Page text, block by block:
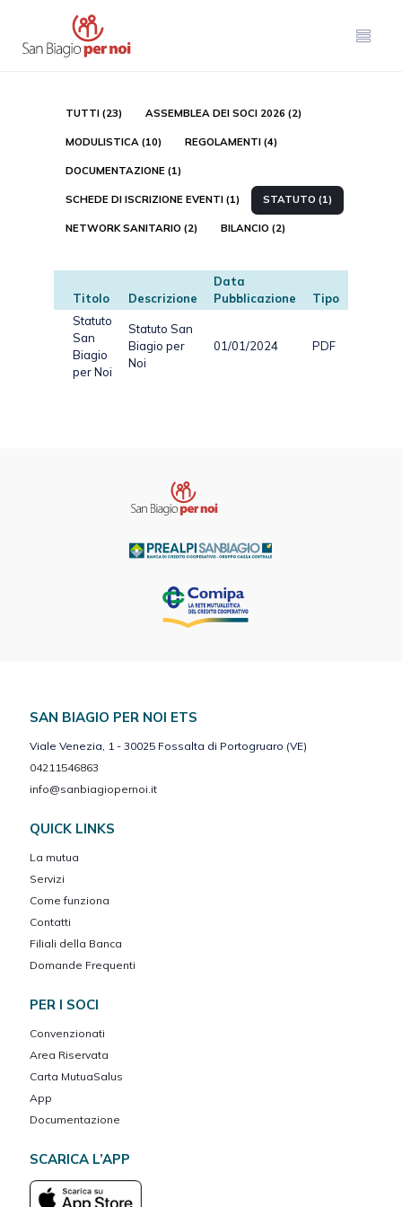
TUTTI (23) ASSEMBLEA DEI SOCI 2026 (2)
MODULISTICA (10) REGOLAMENTI (4)
DOCUMENTAZIONE (1)
SCHEDE DI ISCRIZIONE EVENTI (1) STATUTO (1)
NETWORK SANITARIO (2) BILANCIO (2)
Titolo Descrizione
Data
Pubblicazione
Tipo
Statuto
San
Biagio
per Noi
Statuto San
Biagio per
Noi
01/01/2024 PDF
SAN BIAGIO PER NOI ETS
Viale Venezia, 1 - 30025 Fossalta di Portogruaro (VE)
04211546863
info@sanbiagiopernoi.it
QUICK LINKS
La mutua
Servizi
Come funziona
Contatti
Filiali della Banca
Domande Frequenti
PER I SOCI
Convenzionati
Area Riservata
Carta MutuaSalus
App
Documentazione
SCARICA L’APP